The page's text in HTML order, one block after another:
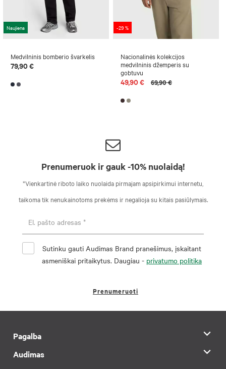
Naujiena
Medvilninis bomberio švarkelis
79,90 €
-29 %
Nacionalinės kolekcijos
medvilninis džemperis su
gobtuvu
49,90 € 69,90 €
Prenumeruok ir gauk -10% nuolaidą!
*Vienkartinė riboto laiko nuolaida pirmajam apsipirkimui internetu,
taikoma tik nenukainotoms prekėms ir negalioja su kitais pasiūlymais.
Sutinku gauti Audimas Brand pranešimus, įskaitant
asmeniškai pritaikytus. Daugiau - privatumo politika
Prenumeruoti
Pagalba
Audimas